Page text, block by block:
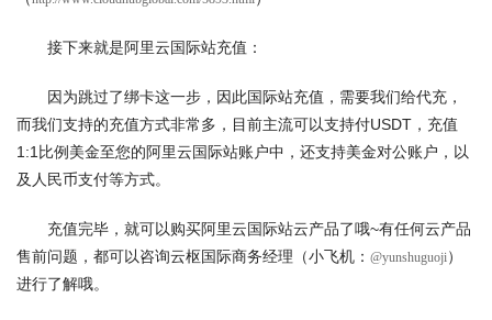
接下来就是阿里云国际站充值：
因为跳过了绑卡这一步，因此国际站充值，需要我们给代充，
而我们支持的充值方式非常多，目前主流可以支持付USDT，充值
1:1比例美金至您的阿里云国际站账户中，还支持美金对公账户，以
及人民币支付等方式。
充值完毕，就可以购买阿里云国际站云产品了哦~有任何云产品
售前问题，都可以咨询云枢国际商务经理（小飞机： @yunshuguoji）
进行了解哦。